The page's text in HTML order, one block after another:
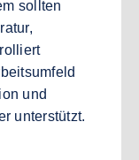
sollten
und
unterstützt.